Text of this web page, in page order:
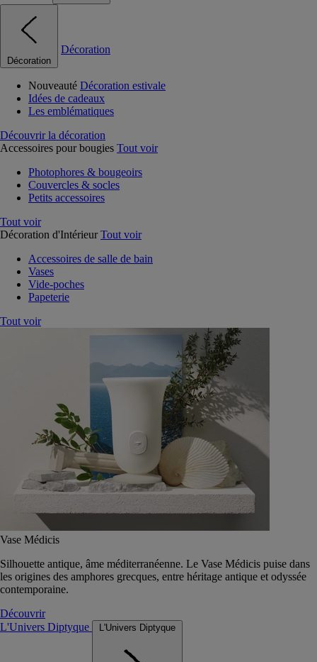
Décoration
Décoration
Nouveauté Décoration estivale
Idées de cadeaux
Les emblématiques
Découvrir la décoration
Accessoires pour bougies Tout voir
Photophores & bougeoirs
Couvercles & socles
Petits accessoires
Tout voir
Décoration d'Intérieur Tout voir
Accessoires de salle de bain
Vases
Vide-poches
Papeterie
Tout voir
Vase Médicis
Silhouette antique, âme méditerranéenne. Le Vase Médicis puise dans
les origines des amphores grecques, entre héritage antique et odyssée
contemporaine.
Découvrir
L'Univers Diptyque
L'Univers Diptyque